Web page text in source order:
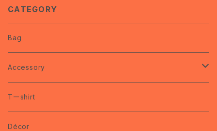
CATEGORY
Bag
Accessory
coco
brooch
miyako
Tーshirt
Décor